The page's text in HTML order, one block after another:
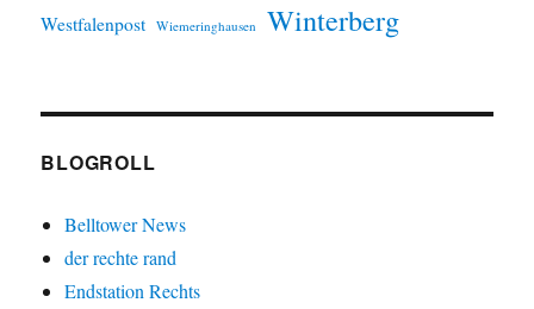
Westfalenpost Wiemeringhausen Winterberg
BLOGROLL
Belltower News
der rechte rand
Endstation Rechts